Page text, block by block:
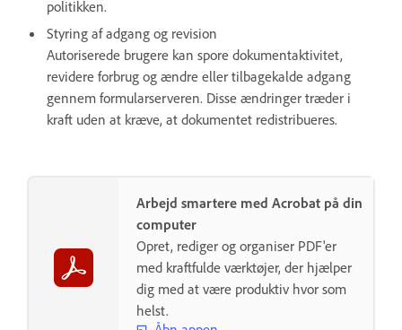
politikken.
Styring af adgang og revision
Autoriserede brugere kan spore dokumentaktivitet,
revidere forbrug og ændre eller tilbagekalde adgang
gennem formularserveren. Disse ændringer træder i
kraft uden at kræve, at dokumentet redistribueres.
Arbejd smartere med Acrobat på din
computer
Opret, rediger og organiser PDF'er
med kraftfulde værktøjer, der hjælper
dig med at være produktiv hvor som
helst.